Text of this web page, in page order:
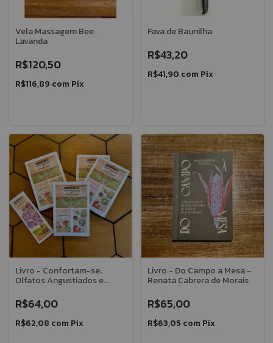
Vela Massagem Bee
Lavanda
R$120,50
R$116,89 com Pix
Fava de Baunilha
R$43,20
R$41,90 com Pix
Livro - Confortam-se:
Olfatos Angustiados e
R$64,00
R$62,08 com Pix
Livro - Do Campo a Mesa -
Renata Cabrera de Morais
R$65,00
R$63,05 com Pix